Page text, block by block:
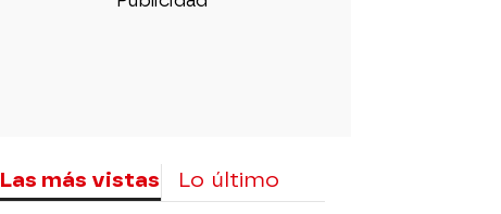
Las más vistas Lo último